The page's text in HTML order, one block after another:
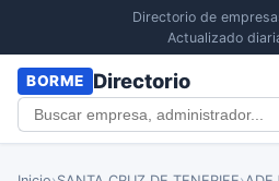
Directorio de
Actualizado
BORME Directorio